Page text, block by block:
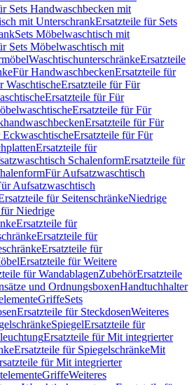
Sets Handwaschbecken mit
mit UnterschrankErsatzteile für Sets
Sets Möbelwaschtisch mit
Sets Möbelwaschtisch mit
WaschtischunterschränkeErsatzteile
Für HandwaschbeckenErsatzteile für
WaschtischeErsatzteile für Für
Ersatzteile für Für
Ersatzteile für Für
Ersatzteile für Für
EckwaschtischeErsatzteile für Für
Ersatzteile für
SchalenformErsatzteile für
Für Aufsatzwaschtisch
Aufsatzwaschtisch
für SeitenschränkeNiedrige
Niedrige
Ersatzteile für
Ersatzteile für
Ersatzteile für
Ersatzteile für Weitere
für WandablagenZubehörErsatzteile
und OrdnungsboxenHandtuchhalter
GriffeSets
Ersatzteile für SteckdosenWeiteres
SpiegelErsatzteile für
Ersatzteile für Mit integrierter
Ersatzteile für SpiegelschränkeMit
für Mit integrierter
GriffeWeiteres